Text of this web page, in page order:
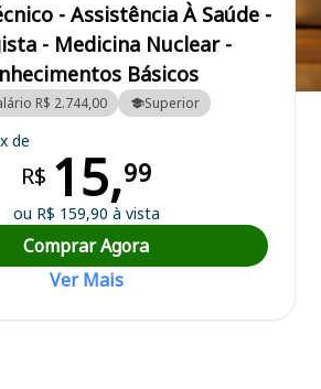
- Assistência À Saúde -
- Medicina Nuclear -
Básicos
R$ 2.744,00 Superior
de
R$ 15,99
ou R$ 159,90 à vista
Comprar Agora
Ver Mais